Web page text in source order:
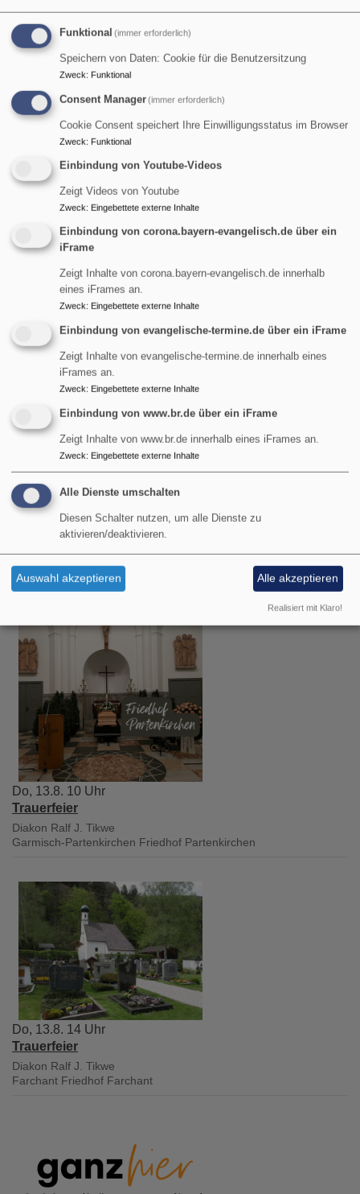
Treffpunkt "Kaffee & Kultur" -
Garmisch-Partenkirchen Evangelisches Gemeindehaus
Mi, 12.8. 14-16 Uhr
Bewegen & Segen
Farchant Markuskirche Farchant
Do, 13.8. 10 Uhr
Trauerfeier
Diakon Ralf J. Tikwe
Garmisch-Partenkirchen Friedhof Partenkirchen
Do, 13.8. 14 Uhr
Trauerfeier
Diakon Ralf J. Tikwe
Farchant Friedhof Farchant
Funktional (immer erforderlich)
Speichern von Daten: Cookie für die Benutzersitzung
Zweck: Funktional
Consent Manager(immer erforderlich)
Cookie Consent speichert Ihre Einwilligungsstatus im Browser
Zweck: Funktional
Einbindung von Youtube-Videos
Zeigt Videos von Youtube
Zweck: Eingebettete externe Inhalte
Einbindung von corona.bayern-evangelisch.de über ein
iFrame
Zeigt Inhalte von corona.bayern-evangelisch.de innerhalb
eines iFrames an.
Zweck: Eingebettete externe Inhalte
Einbindung von evangelische-termine.de über ein iFrame
Zeigt Inhalte von evangelische-termine.de innerhalb eines
iFrames an.
Zweck: Eingebettete externe Inhalte
Einbindung von www.br.de über ein iFrame
Zeigt Inhalte von www.br.de innerhalb eines iFrames an.
Zweck: Eingebettete externe Inhalte
Alle Dienste umschalten
Diesen Schalter nutzen, um alle Dienste zu
aktivieren/deaktivieren.
Auswahl akzeptieren Alle akzeptieren
Realisiert mit Klaro!